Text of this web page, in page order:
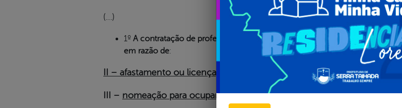
(…)
1º A contratação de professor substituto de que trata o inciso IV do caput
em razão de:
II – afastamento ou licença, na forma do regulamento;
III – nomeação para ocupar cargo de direção de reitor, vice-reitor, pró-